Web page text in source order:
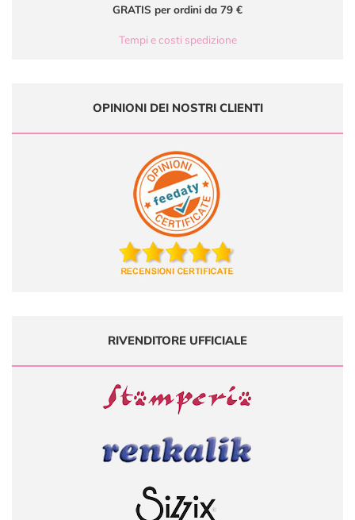
GRATIS per ordini da 79 €
Tempi e costi spedizione
OPINIONI DEI NOSTRI CLIENTI
RIVENDITORE UFFICIALE